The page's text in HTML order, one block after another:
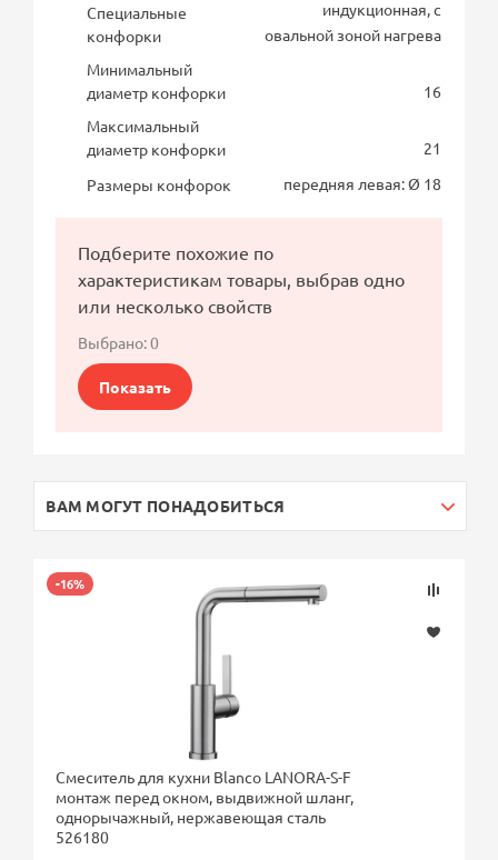
Специальные
конфорки
индукционная, с
овальной зоной нагрева
Минимальный
диаметр конфорки
16
Максимальный
диаметр конфорки
21
Размеры конфорок
передняя левая: Ø 18
Подберите похожие по
характеристикам товары, выбрав одно
или несколько свойств
Выбрано:0
Показать
ВАМ МОГУТ ПОНАДОБИТЬСЯ
-16%
Смеситель для кухни Blanco LANORA-S-F
монтаж перед окном, выдвижной шланг,
однорычажный, нержавеющая сталь
526180